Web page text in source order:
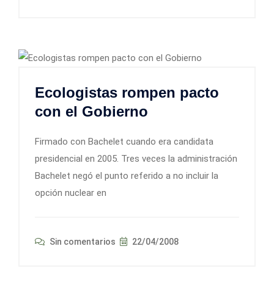
Ecologistas rompen pacto
con el Gobierno
Firmado con Bachelet cuando era candidata
presidencial en 2005. Tres veces la administración
Bachelet negó el punto referido a no incluir la
opción nuclear en
Sin comentarios 22/04/2008